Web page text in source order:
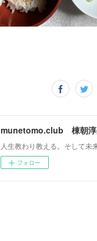
munetomo.club 棟朝淳
人生教わり教える。そして未
フォロー